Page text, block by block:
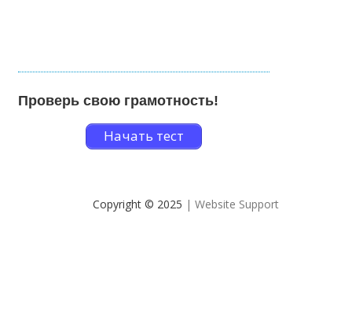
Проверь свою грамотность!
Начать тест
Copyright © 2025 | Website Support